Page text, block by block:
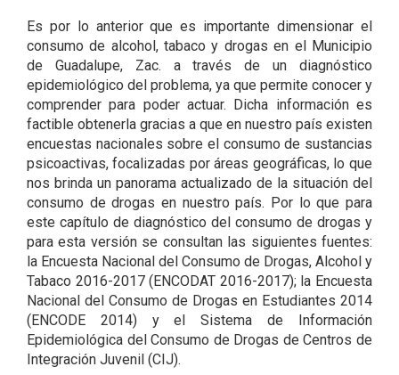
Es por lo anterior que es importante dimensionar el
consumo de alcohol, tabaco y drogas en el Municipio
de Guadalupe, Zac. a través de un diagnóstico
epidemiológico del problema, ya que permite conocer y
comprender para poder actuar. Dicha información es
factible obtenerla gracias a que en nuestro país existen
encuestas nacionales sobre el consumo de sustancias
psicoactivas, focalizadas por áreas geográficas, lo que
nos brinda un panorama actualizado de la situación del
consumo de drogas en nuestro país. Por lo que para
este capítulo de diagnóstico del consumo de drogas y
para esta versión se consultan las siguientes fuentes:
la Encuesta Nacional del Consumo de Drogas, Alcohol y
Tabaco 2016-2017 (ENCODAT 2016-2017); la Encuesta
Nacional del Consumo de Drogas en Estudiantes 2014
(ENCODE 2014) y el Sistema de Información
Epidemiológica del Consumo de Drogas de Centros de
Integración Juvenil (CIJ).